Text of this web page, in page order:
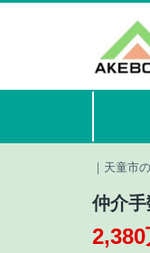
｜天童市
仲介
2,380